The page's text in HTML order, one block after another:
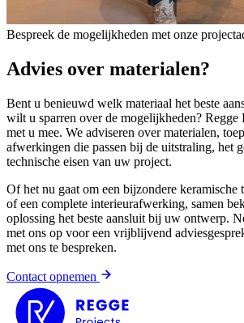
Bespreek de mogelijkheden met onze
Advies over materialen?
Bent u benieuwd welk materiaal het beste
wilt u sparren over de mogelijkheden? Regge
met u mee. We adviseren over materialen,
afwerkingen die passen bij de uitstraling, het
technische eisen van uw project.
Of het nu gaat om een bijzondere keramische
of een complete interieurafwerking, samen
oplossing het beste aansluit bij uw ontwerp.
met ons op voor een vrijblijvend
met ons te bespreken.
Contact opnemen